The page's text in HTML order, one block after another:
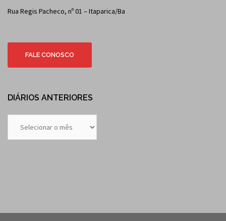
Rua Regis Pacheco, nº 01 – Itaparica/Ba
FALE CONOSCO
DIÁRIOS ANTERIORES
Anteriores